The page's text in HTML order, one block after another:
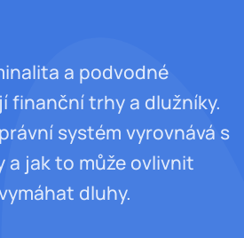
a podvodné
finanční trhy a dlužníky.
systém vyrovnává s
jak to může ovlivnit
dluhy.